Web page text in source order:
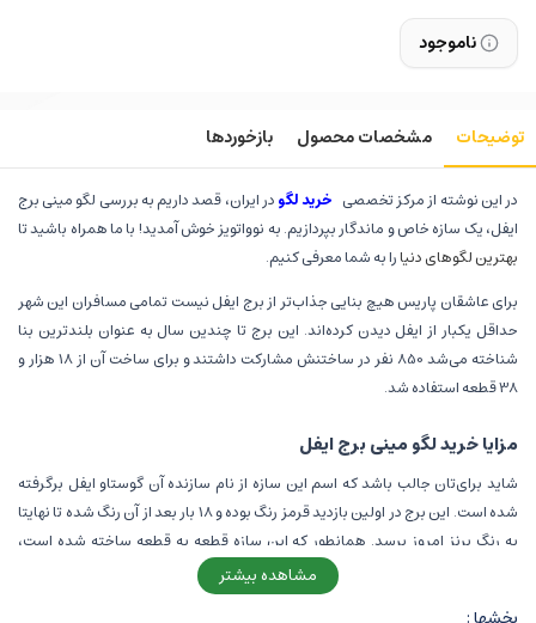
ناموجود
توضیحات مشخصات محصول بازخوردها
در این نوشته از مرکز تخصصی خرید لگودر ایران، قصد داریم به بررسی لگو مینی برج
ایفل، یک سازه خاص و ماندگار بپردازیم. به نوواتویز خوش آمدید! با ما همراه باشید تا
بهترین لگوهای دنیارا به شما معرفی کنیم.
برای عاشقان پاریس هیچ بنایی جذاب‌تر از برج ایفل نیست تمامی مسافران این شهر
حداقل یکبار از ایفل دیدن کرده‌اند. این برج تا چندین سال به عنوان بلندترین بنا
شناخته می‌شد 850 نفر در ساختنش مشارکت داشتند و برای ساخت آن از 18 هزار و
38 قطعه استفاده شد.
مزایا خرید لگو مینی برج ایفل
شاید برای‌تان جالب باشد که اسم این سازه از نام سازنده آن گوستاو ایفل برگرفته
شده است. این برج در اولین بازدید قرمز رنگ بوده و 18 بار بعد از آن رنگ شده تا نهایتا
به رنگ برنز امروز برسد. همانطور که این سازه قطعه به قطعه ساخته شده است،
بیایید یک نمونه کوچک از آن را با دستان خود بسیازید. از ویژگی‌های برتر این محصول
مشاهده بیشتر